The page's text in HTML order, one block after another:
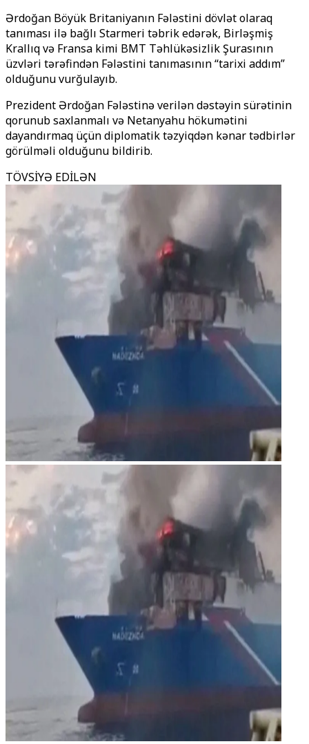
Ərdoğan Böyük Britaniyanın Fələstini dövlət olaraq
tanıması ilə bağlı Starmeri təbrik edərək, Birləşmiş
Krallıq və Fransa kimi BMT Təhlükəsizlik Şurasının
üzvləri tərəfindən Fələstini tanımasının “tarixi addım”
olduğunu vurğulayıb.
Prezident Ərdoğan Fələstinə verilən dəstəyin sürətinin
qorunub saxlanmalı və Netanyahu hökumətini
dayandırmaq üçün diplomatik təzyiqdən kənar tədbirlər
görülməli olduğunu bildirib.
TÖVSİYƏ EDİLƏN